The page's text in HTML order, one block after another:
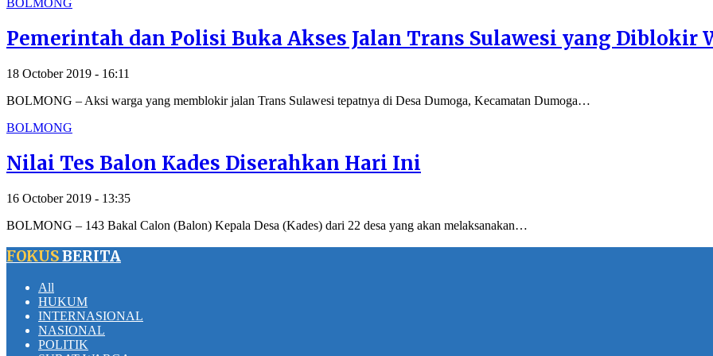
BOLMONG
Pemerintah dan Polisi Buka Akses Jalan Trans Sulawesi yang Diblokir
18 October 2019 - 16:11
BOLMONG – Aksi warga yang memblokir jalan Trans Sulawesi tepatnya di Desa Dumoga, Kecamatan Dumoga…
BOLMONG
Nilai Tes Balon Kades Diserahkan Hari Ini
16 October 2019 - 13:35
BOLMONG – 143 Bakal Calon (Balon) Kepala Desa (Kades) dari 22 desa yang akan melaksanakan…
FOKUSBERITA
All
HUKUM
INTERNASIONAL
NASIONAL
POLITIK